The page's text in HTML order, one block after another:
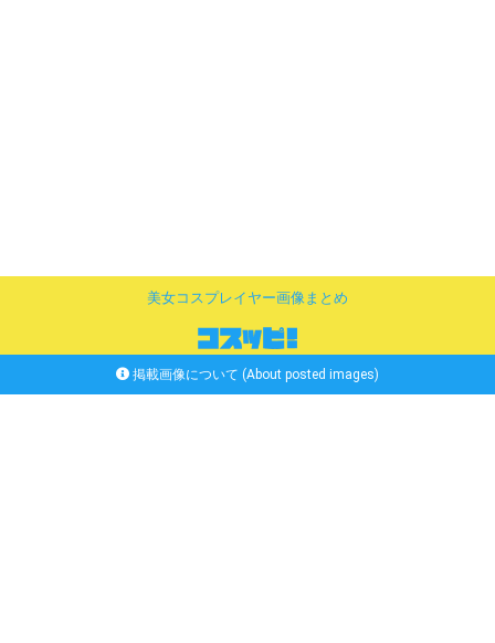
美女コスプレイヤー画像まとめ
掲載画像について (About posted images)